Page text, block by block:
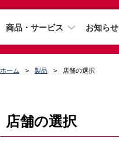
商品・サービス お知らせ
ホーム 製品 店舗の選択
店舗の選択